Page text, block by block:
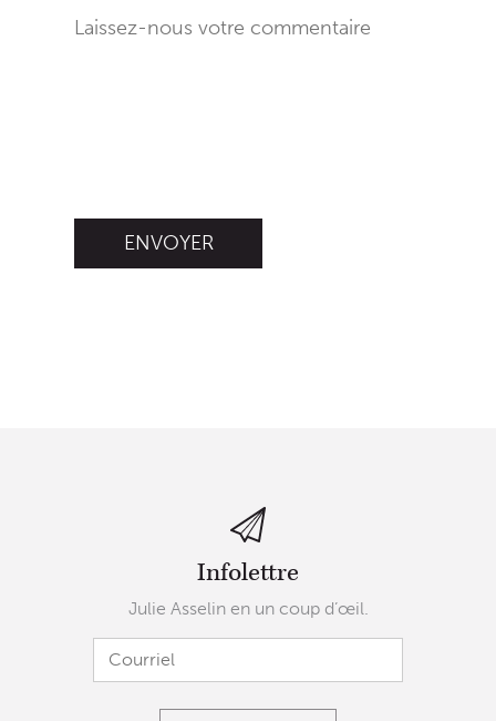
Infolettre
Julie Asselin en un coup d’œil.